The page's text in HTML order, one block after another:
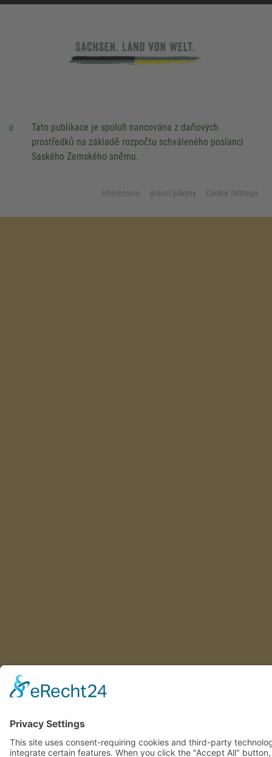
Tato publikace je spolufi nancována z daňových
prostředků na základě rozpočtu schváleného poslanci
Saského Zemského sněmu.
Impressum právní pokyny Cookie Settings